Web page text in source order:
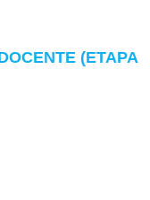
(ETAPA